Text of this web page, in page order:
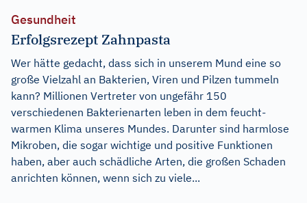
Gesundheit
Erfolgsrezept Zahnpasta
Wer hätte gedacht, dass sich in unserem Mund eine so
große Vielzahl an Bakterien, Viren und Pilzen tummeln
kann? Millionen Vertreter von ungefähr 150
verschiedenen Bakterienarten leben in dem feucht-
warmen Klima unseres Mundes. Darunter sind harmlose
Mikroben, die sogar wichtige und positive Funktionen
haben, aber auch schädliche Arten, die großen Schaden
anrichten können, wenn sich zu viele...